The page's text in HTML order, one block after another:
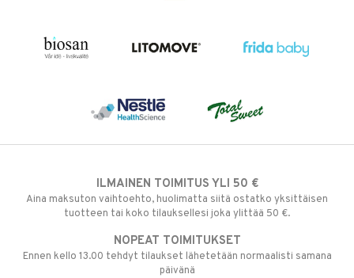
ILMAINEN TOIMITUS YLI 50 €
Aina maksuton vaihtoehto, huolimatta siitä ostatko yksittäisen
tuotteen tai koko tilauksellesi joka ylittää 50 €.
NOPEAT TOIMITUKSET
Ennen kello 13.00 tehdyt tilaukset lähetetään normaalisti samana
päivänä